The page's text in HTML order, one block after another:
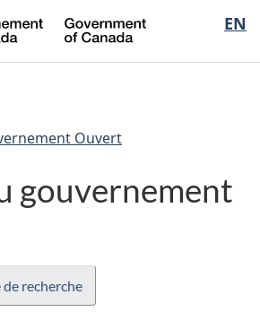
Passer
au
contenu
Passer
à
« Au
Passer
à
la
EN
of
Ouvert
gouvernement
de recherche